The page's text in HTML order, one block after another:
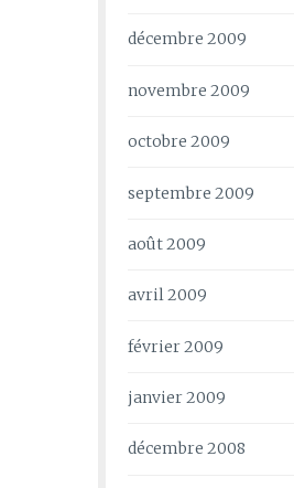
décembre 2009
novembre 2009
octobre 2009
septembre 2009
août 2009
avril 2009
février 2009
janvier 2009
décembre 2008